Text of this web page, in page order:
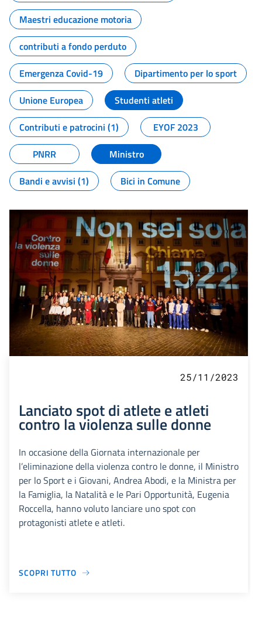
Maestri educazione motoria
contributi a fondo perduto
Emergenza Covid-19
Dipartimento per lo sport
Unione Europea
Studenti atleti
Contributi e patrocini (1)
EYOF 2023
PNRR
Ministro
Bandi e avvisi (1)
Bici in Comune
25/11/2023
Lanciato spot di atlete e atleti
contro la violenza sulle donne
In occasione della Giornata internazionale per
l’eliminazione della violenza contro le donne, il Ministro
per lo Sport e i Giovani, Andrea Abodi, e la Ministra per
la Famiglia, la Natalità e le Pari Opportunità, Eugenia
Roccella, hanno voluto lanciare uno spot con
protagonisti atlete e atleti.
SCOPRI TUTTO